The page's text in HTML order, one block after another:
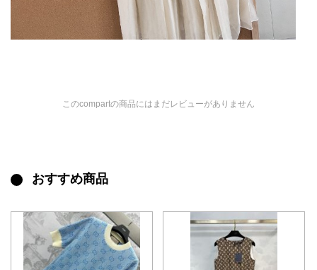
このcompartの商品にはまだレビューがありません
おすすめ商品